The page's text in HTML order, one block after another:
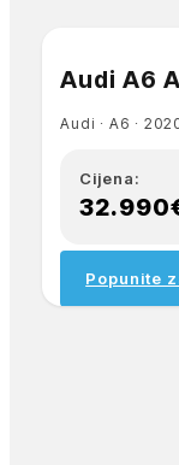
Audi A6
Audi ∙ A6 ∙
Cijena:
Popunite